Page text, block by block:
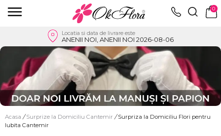
0
Locatia si data de livrare este
ANENII NOI, ANENII NOI 2026-08-06
Acasa / Surprize la Domiciliu Cantemir / Surpriza la Domiciliu Flori pentru
Iubita Cantemir